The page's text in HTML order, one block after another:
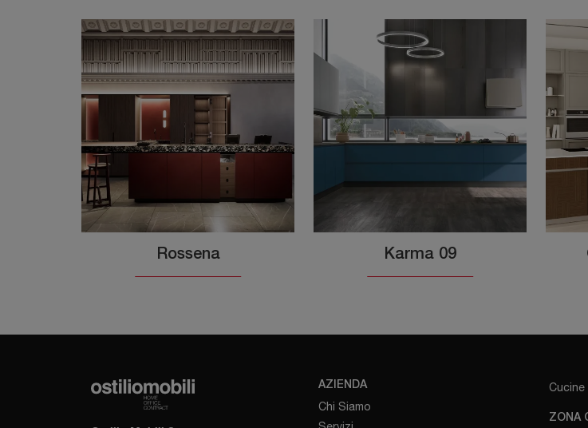
Rossena Karma 09
AZIENDA
Chi Siamo
Cucine
ZONA